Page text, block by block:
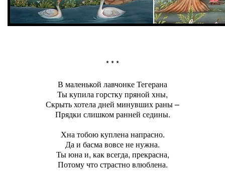
* * *
В маленькой лавчонке Тегерана
Ты купила горстку пряной хны,
Скрыть хотела дней минувших раны –
Прядки слишком ранней седины.
Хна тобою куплена напрасно.
Да и басма вовсе не нужна.
Ты юна и, как всегда, прекрасна,
Потому что страстно влюблена.